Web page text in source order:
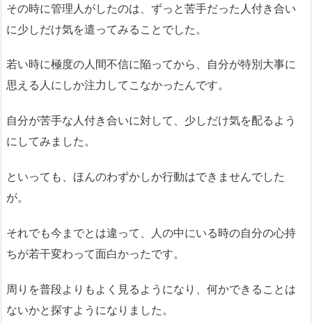
その時に管理人がしたのは、ずっと苦手だった人付き合い
に少しだけ気を遣ってみることでした。
若い時に極度の人間不信に陥ってから、自分が特別大事に
思える人にしか注力してこなかったんです。
自分が苦手な人付き合いに対して、少しだけ気を配るよう
にしてみました。
といっても、ほんのわずかしか行動はできませんでした
が。
それでも今までとは違って、人の中にいる時の自分の心持
ちが若干変わって面白かったです。
周りを普段よりもよく見るようになり、何かできることは
ないかと探すようになりました。